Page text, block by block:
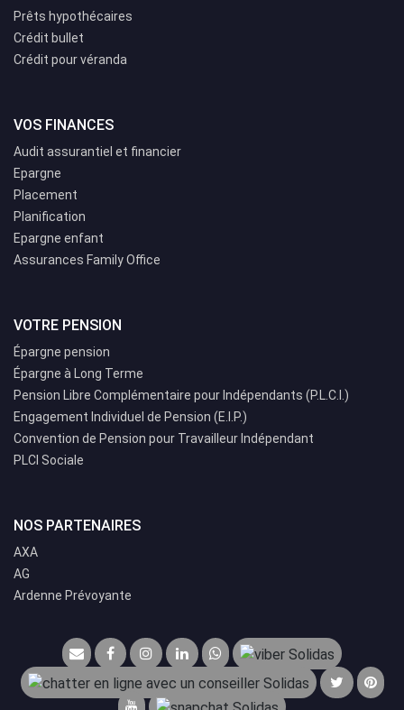
Prêts hypothécaires
Crédit bullet
Crédit pour véranda
VOS FINANCES
Audit assurantiel et financier
Epargne
Placement
Planification
Epargne enfant
Assurances Family Office
VOTRE PENSION
Épargne pension
Épargne à Long Terme
Pension Libre Complémentaire pour Indépendants (P.L.C.I.)
Engagement Individuel de Pension (E.I.P.)
Convention de Pension pour Travailleur Indépendant
PLCI Sociale
NOS PARTENAIRES
AXA
AG
Ardenne Prévoyante